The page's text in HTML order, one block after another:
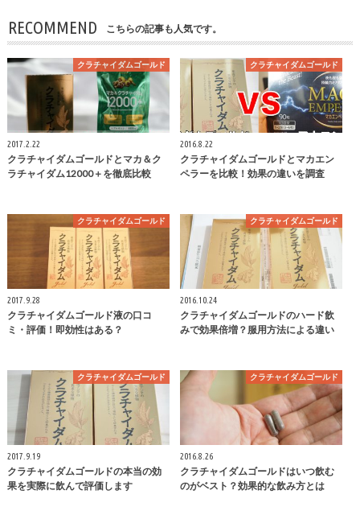
RECOMMEND こちらの記事も人気です。
クラチャイダムゴールド
2017.2.22
クラチャイダムゴールドとマカ＆ク
ラチャイダム12000＋を徹底比較
クラチャイダムゴールド
2016.8.22
クラチャイダムゴールドとマカエン
ペラーを比較！効果の違いを調査
クラチャイダムゴールド
2017.9.28
クラチャイダムゴールド液の口コ
ミ・評価！即効性はある？
クラチャイダムゴールド
2016.10.24
クラチャイダムゴールドのハード飲
みで効果倍増？服用方法による違い
クラチャイダムゴールド
2017.9.19
クラチャイダムゴールドの本当の効
果を実際に飲んで評価します
クラチャイダムゴールド
2016.8.26
クラチャイダムゴールドはいつ飲む
のがベスト？効果的な飲み方とは